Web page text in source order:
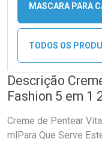
MASCARA PARA
TODOS OS
Descrição
Fashion 5 em 1
Creme de Pentear
mlPara Que Serve